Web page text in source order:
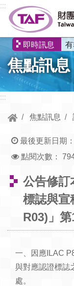
跳到中央內容區塊
:::
即時訊息
焦點訊息
:::
焦點訊息
最後更新日期：
點閱次數：
公告修訂
標誌與宣
R03)」第
一、因應ILAC
與對應認證標誌
處。